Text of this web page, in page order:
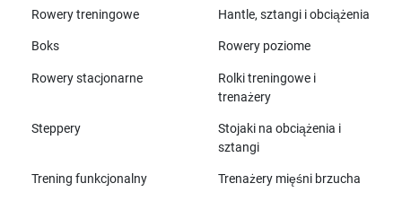
Rowery treningowe Hantle, sztangi i obciążenia
Boks Rowery poziome
Rowery stacjonarne
Rolki treningowe i
trenażery
Steppery
Stojaki na obciążenia i
sztangi
Trening funkcjonalny Trenażery mięśni brzucha